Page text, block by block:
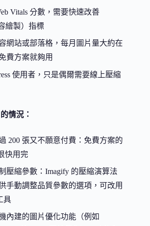
Vitals 分數，需要快速改善
繪製）指標
網站或部落格，每月圖片量大約在
費方案就夠用
使用者，只是偶爾需要線上壓縮
情況：
200 張又不願意付費：免費方案的
快用完
壓縮參數：Imagify 的壓縮演算法
手動調整品質參數的選項，可改用
具
內建的圖片優化功能（例如